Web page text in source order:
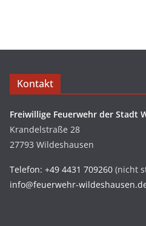
Kontakt
Freiwillige Feuerwehr der Stadt
Krandelstraße 28
27793 Wildeshausen
Telefon: +49 4431 709260 (nicht
info@feuerwehr-